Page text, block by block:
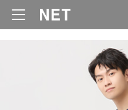
WOMEN MEN